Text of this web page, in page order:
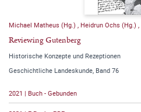
Michael Matheus (Hg.) , Heidrun Ochs (Hg.) ,
Reviewing Gutenberg
Historische Konzepte und Rezeptionen
Geschichtliche Landeskunde, Band 76
2021 | Buch - Gebunden